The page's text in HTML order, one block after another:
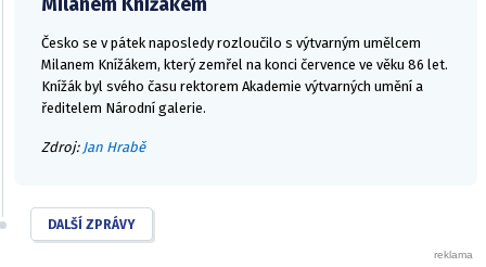
Česko se v pátek naposledy rozloučilo s výtvarným umělcem
Milanem Knížákem, který zemřel na konci července ve věku 86 let.
Knížák byl svého času rektorem Akademie výtvarných umění a
ředitelem Národní galerie.
Zdroj: Jan Hrabě
DALŠÍ ZPRÁVY